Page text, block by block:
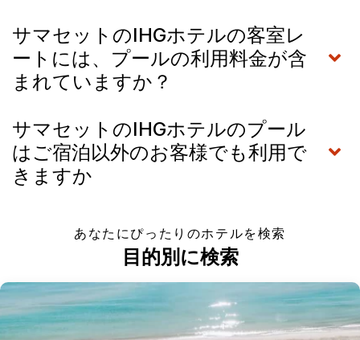
サマセットのIHGホテルの客室レ
ートには、プールの利用料金が含
まれていますか？
サマセットのIHGホテルのプール
はご宿泊以外のお客様でも利用で
きますか
あなたにぴったりのホテルを検索
目的別に検索